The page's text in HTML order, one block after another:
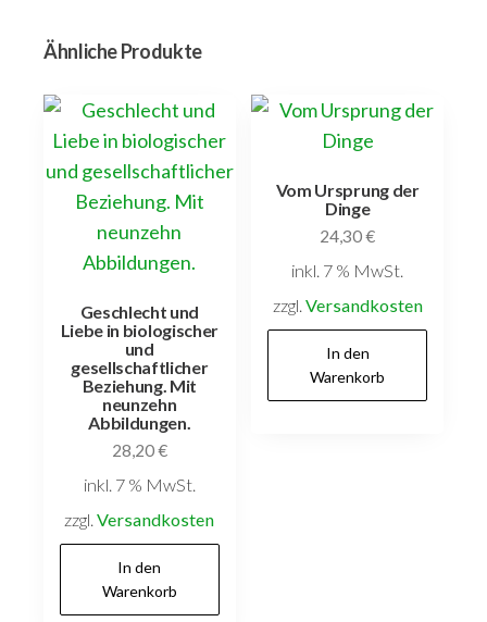
Ähnliche Produkte
Geschlecht und
Liebe in biologischer
und
gesellschaftlicher
Beziehung. Mit
neunzehn
Abbildungen.
28,20€
inkl. 7 % MwSt.
zzgl.Versandkosten
In den
Warenkorb
Vom Ursprung der
Dinge
24,30€
inkl. 7 % MwSt.
zzgl. Versandkosten
In den
Warenkorb